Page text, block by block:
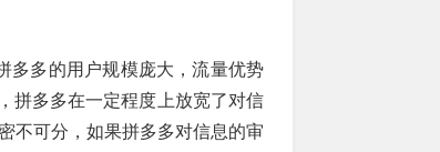
多多的用户规模庞大，流量优势
拼多多在一定程度上放宽了对信
不可分，如果拼多多对信息的审